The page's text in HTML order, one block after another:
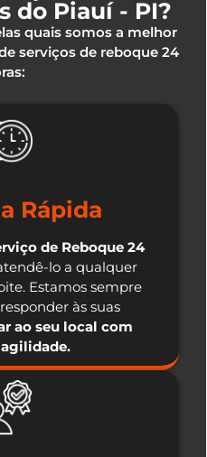
do Piauí - PI?
quais somos a melhor
serviços de reboque 24
Rápida
de Reboque 24
lo a qualquer
Estamos sempre
às suas
ao seu local com